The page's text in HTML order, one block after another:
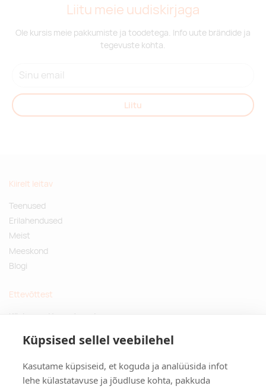
Küpsised sellel veebilehel
Kasutame küpsiseid, et koguda ja analüüsida infot
lehe külastatavuse ja jõudluse kohta, pakkuda
Liitu meie uudiskirjaga
Ole kursis meie pakkumiste ja toodetega. Info uute brändide ja
tegevuste kohta.
Liitu
Kiirelt leitav
Teenused
Erilahendused
Meist
Meeskond
Blogi
Ettevõttest
Küsimused ja vastused
Privaatsuspoliitika
Kontakt